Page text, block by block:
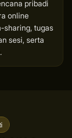
pribadi
online
sharing, tugas
sesi, serta